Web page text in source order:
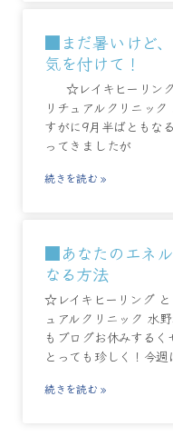
■まだ暑いけど
気を付けて！
☆レイキヒーリング
リチュアルクリニ
すがに9月半ばともな
ってきましたが
続きを読む »
■あなたのエネ
なる方法
☆レイキヒーリング
ュアルクリニック
もブログお休みする
とっても珍しく！今週
続きを読む »